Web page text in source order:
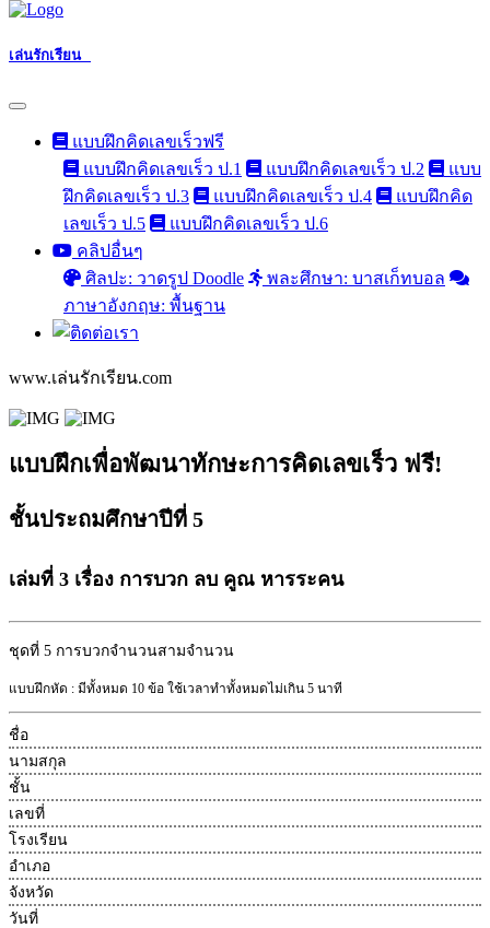
เล่นรักเรียน
แบบฝึกคิดเลขเร็วฟรี
แบบฝึกคิดเลขเร็ว ป.1
แบบฝึกคิดเลขเร็ว ป.2
แบบ
ฝึกคิดเลขเร็ว ป.3
แบบฝึกคิดเลขเร็ว ป.4
แบบฝึกคิด
เลขเร็ว ป.5
แบบฝึกคิดเลขเร็ว ป.6
คลิปอื่นๆ
ศิลปะ: วาดรูป Doodle
พละศึกษา: บาสเก็ทบอล
ภาษาอังกฤษ: พื้นฐาน
www.เล่นรักเรียน.com
แบบฝึกเพื่อพัฒนาทักษะการคิดเลขเร็ว ฟรี!
ชั้นประถมศึกษาปีที่ 5
เล่มที่ 3 เรื่อง การบวก ลบ คูณ หารระคน
ชุดที่ 5 การบวกจำนวนสามจำนวน
แบบฝึกหัด : มีทั้งหมด 10 ข้อ ใช้เวลาทำทั้งหมดไม่เกิน 5 นาที
ชื่อ
นามสกุล
ชั้น
เลขที่
โรงเรียน
อำเภอ
จังหวัด
วันที่